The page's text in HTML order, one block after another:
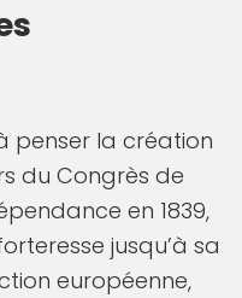
penser la création
du Congrès de
en 1839,
jusqu’à sa
européenne,